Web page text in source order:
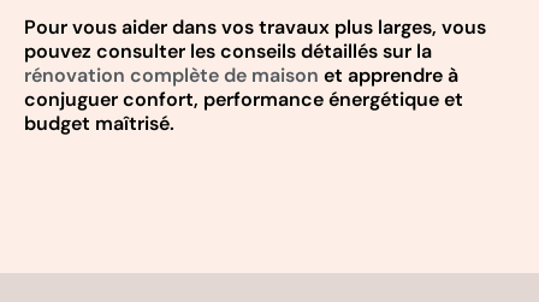
Pour vous aider dans vos travaux plus larges, vous
pouvez consulter les conseils détaillés sur la
rénovation complète de maison et apprendre à
conjuguer confort, performance énergétique et
budget maîtrisé.